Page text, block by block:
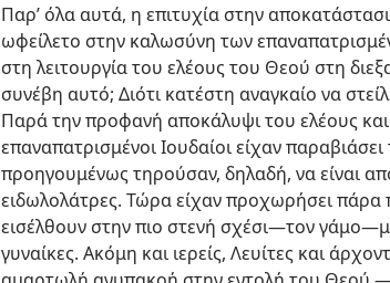
Παρ’ όλα αυτά, η επιτυχία στην
ωφείλετο στην καλωσύνη των
στη λειτουργία του ελέους του Θεού στη
συνέβη αυτό; Διότι κατέστη αναγκαίο να
Παρά την προφανή αποκάλυψι του ελέους
επαναπατρισμένοι Ιουδαίοι είχαν
προηγουμένως τηρούσαν, δηλαδή, να είναι
ειδωλολάτρες. Τώρα είχαν προχωρήσει πάρα
εισέλθουν στην πιο στενή σχέσι—τον
γυναίκες. Ακόμη και ιερείς, Λευίτες και